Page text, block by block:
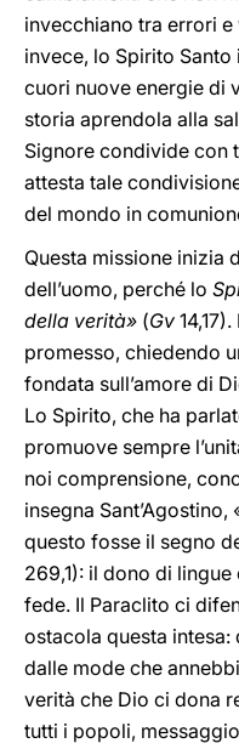
invecchiano tra errori e
invece, lo Spirito Santo
cuori nuove energie di
storia aprendola alla
Signore condivide con
attesta tale
del mondo in
Questa missione inizia
dell’uomo, perché lo
della verità» (Gv
promesso, chiedendo
fondata sull’amore di
Lo Spirito, che ha
promuove sempre
noi comprensione,
insegna
questo fosse il segno
269,1): il dono di lingue
fede. Il Paraclito ci
ostacola questa
dalle mode che
verità che Dio ci dona
tutti i popoli,